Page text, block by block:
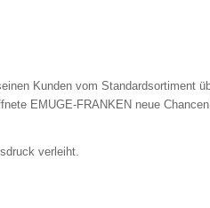
Kunden vom Standardsortiment
EMUGE-FRANKEN neue
verleiht.